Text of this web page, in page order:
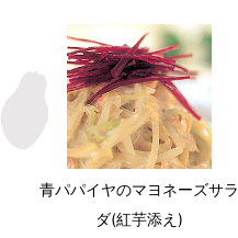
青パパイヤのマヨネーズサラ
ダ(紅芋添え)